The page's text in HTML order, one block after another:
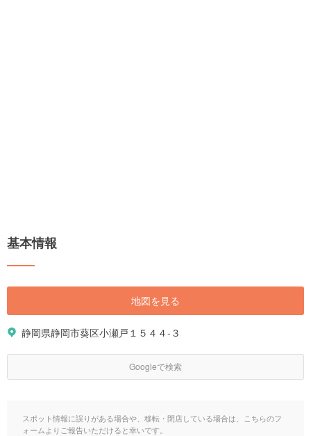
基本情報
地図を見る
静岡県静岡市葵区小瀬戸１５４４-３
Googleで検索
スポット情報に誤りがある場合や、移転・閉店している場合は、こちらのフ
ォームよりご報告いただけると幸いです。